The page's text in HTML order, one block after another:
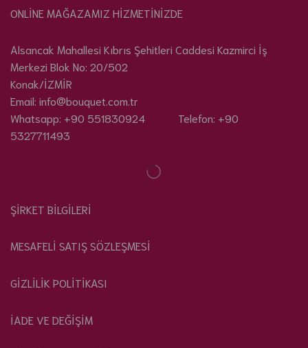
ONLİNE MAĞAZAMIZ HİZMETİNİZDE
Alsancak Mahallesi Kıbrıs Şehitleri Caddesi Kazmirci İş
Merkezi Blok No: 20/502
Konak/İZMİR
Email: info@bouquet.com.tr
Whatsapp: +90 551830924 Telefon: +90
5327711493
ŞİRKET BİLGİLERİ
MESAFELİ SATIŞ SÖZLEŞMESİ
GİZLİLİK POLİTİKASI
İADE VE DEĞİŞİM